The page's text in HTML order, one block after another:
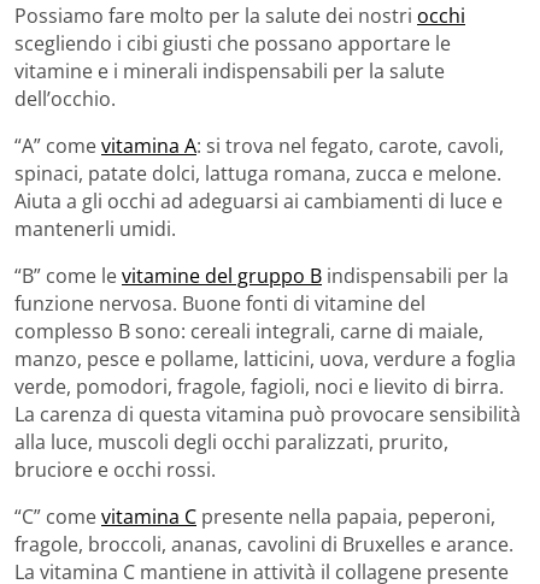
Possiamo fare molto per la salute dei nostri occhi
scegliendo i cibi giusti che possano apportare le
vitamine e i minerali indispensabili per la salute
dell’occhio.
“A” comevitamina A: si trova nel fegato, carote, cavoli,
spinaci, patate dolci, lattuga romana, zucca e melone.
Aiuta a gli occhi ad adeguarsi ai cambiamenti di luce e
mantenerli umidi.
“B” come levitamine del gruppo B indispensabili per la
funzione nervosa. Buone fonti di vitamine del
complesso B sono: cereali integrali, carne di maiale,
manzo, pesce e pollame, latticini, uova, verdure a foglia
verde, pomodori, fragole, fagioli, noci e lievito di birra.
La carenza di questa vitamina può provocare sensibilità
alla luce, muscoli degli occhi paralizzati, prurito,
bruciore e occhi rossi.
“C” comevitamina C presente nella papaia, peperoni,
fragole, broccoli, ananas, cavolini di Bruxelles e arance.
La vitamina C mantiene in attività il collagene presente